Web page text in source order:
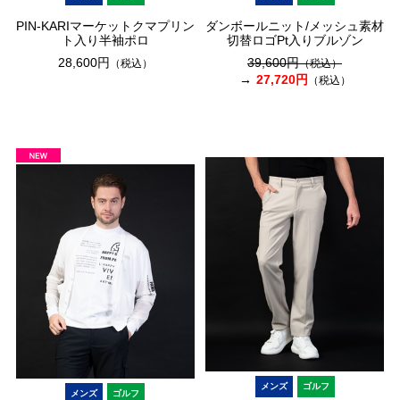
PIN-KARIマーケットクマプリン
ト入り半袖ポロ
28,600円
（税込）
ダンボールニット/メッシュ素材
切替ロゴPt入りブルゾン
39,600円（税込）
27,720円 （税込）
メンズ ゴルフ
メンズ ゴルフ